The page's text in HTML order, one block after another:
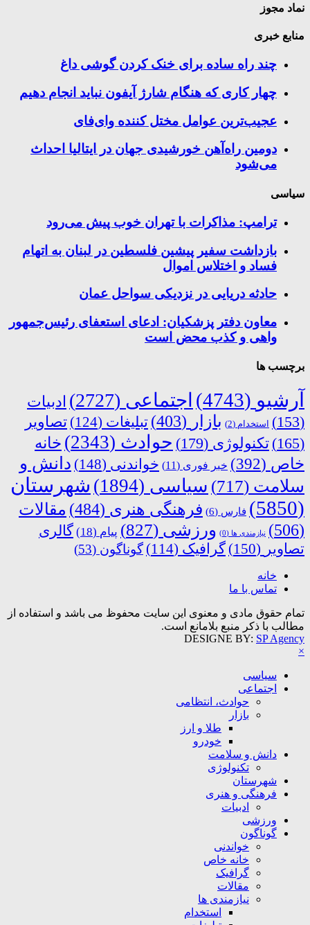
نماد مجوز
منابع خبری
چند راه‌ ساده برای خنک کردن گوشی داغ
چهار کاری که هنگام شارژ آیفون نباید انجام دهیم
عجیب‌ترین عوامل مختل کننده وای‌فای
دومین راه‌آهن خورشیدی جهان در ایتالیا احداث
می‌شود
سیاسی
ترامپ: مذاکرات با تهران خوب پیش می‌رود
بازداشت سفیر پیشین فلسطین در لبنان به اتهام
فساد و اختلاس اموال
حادثه دریایی در نزدیکی سواحل عمان
معاون دفتر پزشکیان: ادعای استعفای رئیس‌جمهور
واهی و کذب محض است
برچسب ها
آرشیو (4743) اجتماعی (2727)
ادبیات
(153)
استخدام (2) بازار (403) تبلیغات (124)
تصاویر
(165)
تکنولوژی (179) حوادث (2343)
خانه
خاص (392) خبر فوری (11) خواندنی (148)
دانش و
سلامت (717) سیاسی (1894)
شهرستان
(5850)
فارس (6) فرهنگی هنری (484)
مقالات
(506)
نیازمندی ها (0) ورزشی (827) پیام (18)
گالری
تصاویر (150) گرافیک (114) گوناگون (53)
خانه
تماس با ما
تمام حقوق مادی و معنوی این سایت محفوظ می باشد و استفاده از
مطالب با ذکر منبع بلامانع است.
DESIGNE BY: SP Agency
×
سیاسی
اجتماعی
حوادث، انتظامی
بازار
طلا و ارز
خودرو
دانش و سلامت
تکنولوژی
شهرستان
فرهنگی و هنری
ادبیات
ورزشی
گوناگون
خواندنی
خانه خاص
گرافیک
مقالات
نیازمندی ها
استخدام